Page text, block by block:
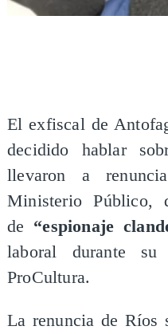
El exfiscal de
decidido hablar
llevaron a
Ministerio Público,
de “espionaje
laboral durante
ProCultura.
La renuncia de Ríos